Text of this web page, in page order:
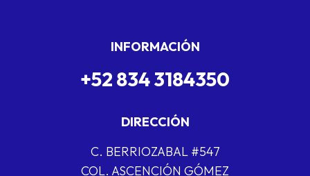
INFORMACIÓN
+52 834 3184350
DIRECCIÓN
C. BERRIOZABAL #547
COL. ASCENCIÓN GÓMEZ